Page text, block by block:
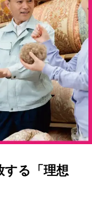
する「理想